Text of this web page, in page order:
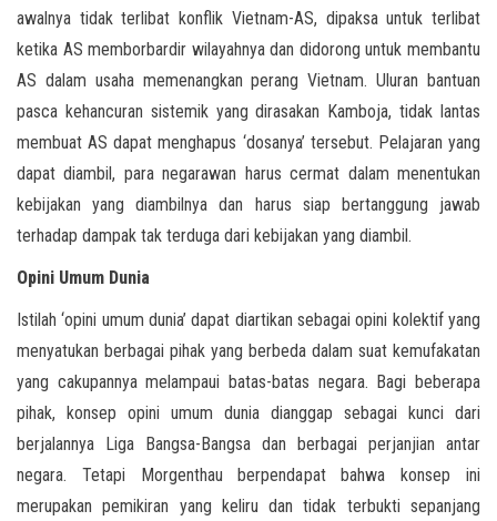
awalnya tidak terlibat konflik Vietnam-AS, dipaksa untuk terlibat
ketika AS memborbardir wilayahnya dan didorong untuk membantu
AS dalam usaha memenangkan perang Vietnam. Uluran bantuan
pasca kehancuran sistemik yang dirasakan Kamboja, tidak lantas
membuat AS dapat menghapus ‘dosanya’ tersebut. Pelajaran yang
dapat diambil, para negarawan harus cermat dalam menentukan
kebijakan yang diambilnya dan harus siap bertanggung jawab
terhadap dampak tak terduga dari kebijakan yang diambil.
Opini Umum Dunia
Istilah ‘opini umum dunia’ dapat diartikan sebagai opini kolektif yang
menyatukan berbagai pihak yang berbeda dalam suat kemufakatan
yang cakupannya melampaui batas-batas negara. Bagi beberapa
pihak, konsep opini umum dunia dianggap sebagai kunci dari
berjalannya Liga Bangsa-Bangsa dan berbagai perjanjian antar
negara. Tetapi Morgenthau berpendapat bahwa konsep ini
merupakan pemikiran yang keliru dan tidak terbukti sepanjang